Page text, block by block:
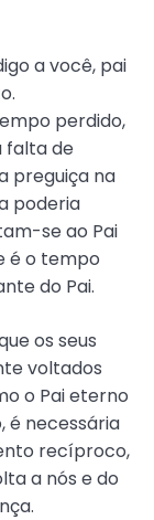
a você, pai
perdido,
falta de
preguiça na
poderia
se ao Pai
é o tempo
do Pai.
os seus
voltados
o Pai eterno
é necessária
recíproco,
a nós e do